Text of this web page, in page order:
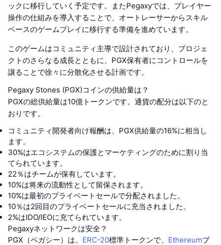
ックに移行していく予定です。またPegaxyでは、プレイヤー
操作の仕組みを導入することで、オートレーサーからスキル
ベースのゲームプレイに移行する準備を進めています。
このゲームはコミュニティ主導で設計されており、プロジェ
クトのさらなる成長とともに、PGX保有者にコントロールを
譲ることで徐々に分散化させる計画です。
Pegaxy Stones (PGX)コインの供給量は？
PGXの総供給量は10億トークンです。通貨の配分は以下のと
おりです。
コミュニティ開発者向け報酬は、PGX供給量の16%に相当し
ます。
30%はエコシステムの保護とマーケティングのために割り当
てられています。
22％はチームが保有しています。
10%は将来の流動性として留保されます。
10%は最初のプライベートセールで分配されました。
10％は2回目のプライベートセールに充当されました。
2%はIDO/IEOに充てられています。
Pegaxyネットワークは安全？
PGX（ペガシー）は、 ERC-20標準トークンで、 Ethereumブ